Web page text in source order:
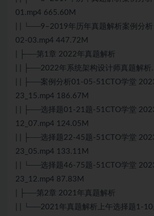
01.mp4 665.60M
| | └──9–2019年历年真题解析案例分析
02-03.mp4 447.72M
| ├──第1章 2022年真题解析
| | ├──2022年系统架构设计师真题解析
| | ├──案例分析01-05-51CTO学堂
23_15.mp4 186.67M
| | ├──选择题01-21题-51CTO学堂
12_07.mp4 124.05M
| | ├──选择题22-45题-51CTO学堂
23_05.mp4 133.11M
| | └──选择题46-75题-51CTO学堂
23_12.mp4 87.83M
| ├──第2章 2021年真题解析
| | └──2021年真题解析上午选择题1-